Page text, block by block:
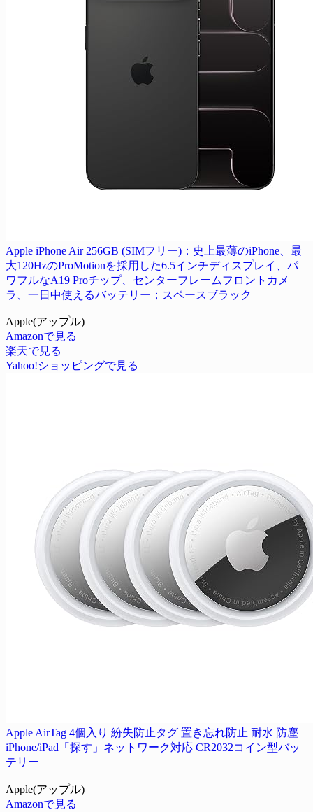
Apple iPhone Air 256GB (SIMフリー)：史上最薄のiPhone、最
大120HzのProMotionを採用した6.5インチディスプレイ、パ
ワフルなA19 Proチップ、センターフレームフロントカメ
ラ、一日中使えるバッテリー；スペースブラック
Apple(アップル)
Amazonで見る
楽天で見る
Yahoo!ショッピングで見る
Apple AirTag 4個入り 紛失防止タグ 置き忘れ防止 耐水 防塵
iPhone/iPad「探す」ネットワーク対応 CR2032コイン型バッ
テリー
Apple(アップル)
Amazonで見る